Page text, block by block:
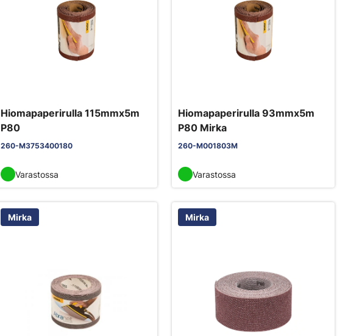
Hiomapaperirulla 115mmx5m
P80
260-M3753400180
Varastossa
Hiomapaperirulla 93mmx5m
P80 Mirka
260-M001803M
Varastossa
Mirka Mirka